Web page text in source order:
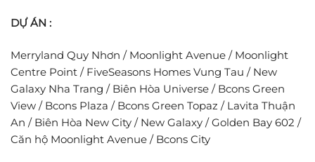
cư
dự
án
tỷ
USD
cháy
tại
khu
căn
DỰ ÁN :
Merryland Quy Nhơn / Moonlight Avenue / Moonlight
Centre Point / FiveSeasons Homes Vung Tau / New
Galaxy Nha Trang / Biên Hòa Universe / Bcons Green
View / Bcons Plaza / Bcons Green Topaz / Lavita Thuận
An / Biên Hòa New City / New Galaxy /Golden Bay 602 /
Căn hộ Moonlight Avenue / Bcons City